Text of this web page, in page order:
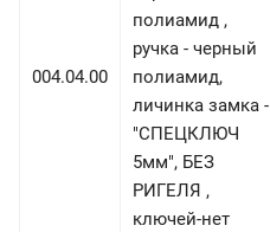
004.04.00
полиамид ,
ручка - черный
полиамид,
личинка замка -
"СПЕЦКЛЮЧ
5мм", БЕЗ
РИГЕЛЯ ,
ключей-нет